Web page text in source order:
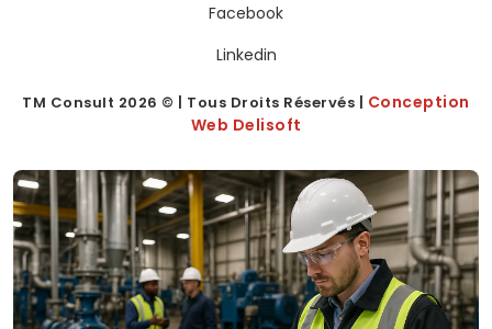
Facebook
Linkedin
TM Consult 2026 © | Tous Droits Réservés | Conception
Web Delisoft